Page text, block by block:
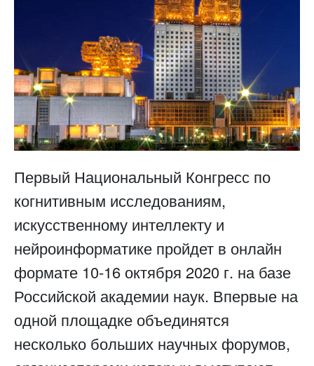
Первый Национальный Конгресс по
когнитивным исследованиям,
искусственному интеллекту и
нейроинформатике пройдет в онлайн
формате 10-16 октября 2020 г. на базе
Российской академии наук. Впервые на
одной площадке объединятся
несколько больших научных форумов,